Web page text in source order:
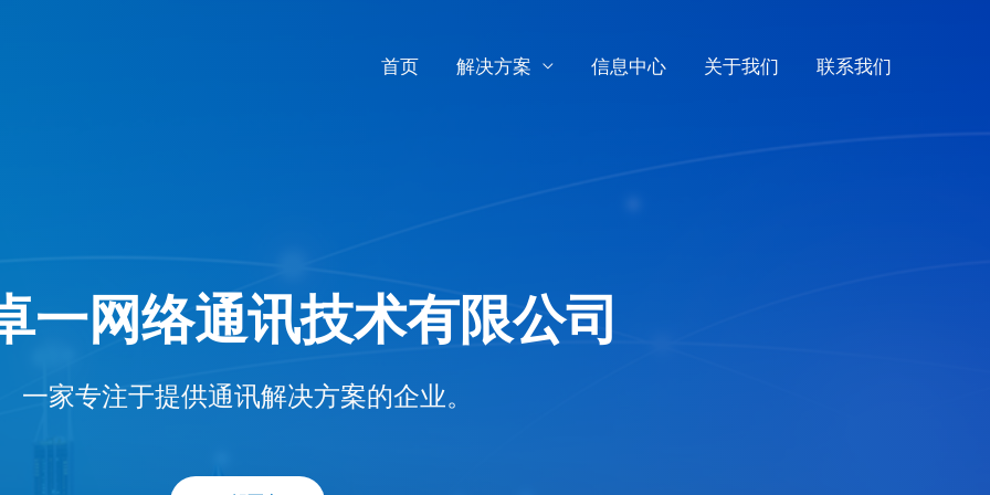
首页 解决方案 信息中心 关于我们 联系我们
一网络通讯技术有限公司
一家专注于提供通讯解决方案的企业。